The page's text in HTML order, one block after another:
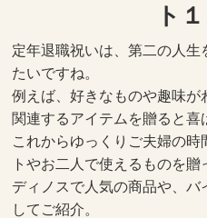
ト
定年退職祝いは、第二の人生
たいですね。
例えば、好きなものや趣味が
関連するアイテムを贈ると喜
これからゆっくりご夫婦の
トやお二人で使えるものを贈
ディノスで人気の商品や、
してご紹介。